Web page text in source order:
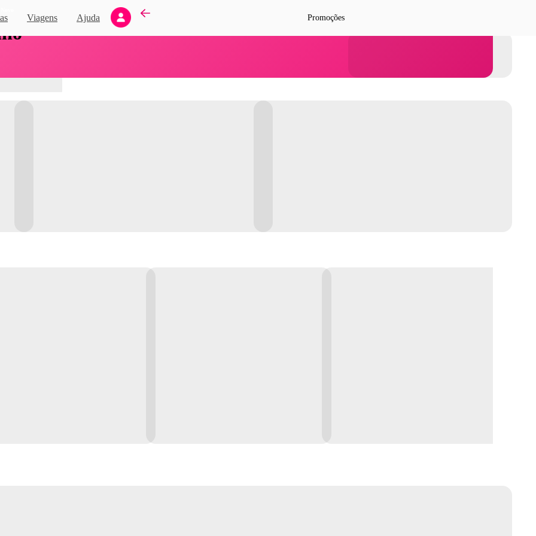
Viagens Ajuda Promoções